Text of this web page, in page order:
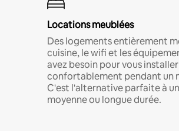
Locations meublées
Des logements entièrement
cuisine, le wifi et les
avez besoin pour vous installer
confortablement pendant un
C'est l'alternative parfaite à
moyenne ou longue durée.